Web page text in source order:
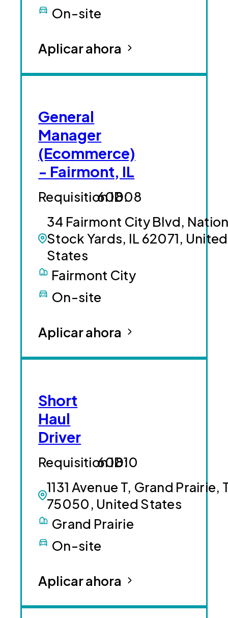
On-site
Aplicar ahora
General
Manager
(Ecommerce)
- Fairmont, IL
34 Fairmont City Blvd,
Stock Yards, IL 62071, United
States
60808
Fairmont City
On-site
Aplicar ahora
Short
Haul
Driver
1131 Avenue T, Grand Prairie,
75050, United States
60810
Grand Prairie
On-site
Aplicar ahora